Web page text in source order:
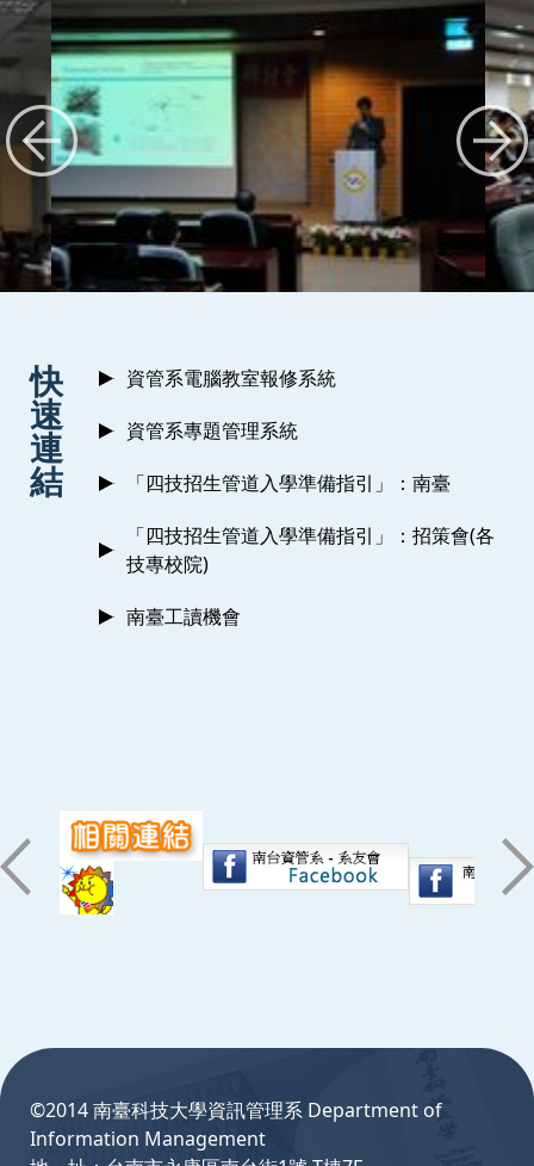
快
速
連
結
資管系電腦教室報修系統
資管系專題管理系統
「四技招生管道入學準備指引」：南臺
「四技招生管道入學準備指引」：招策會(各
技專校院)
南臺工讀機會
©2014 南臺科技大學資訊管理系 Department of
Information Management